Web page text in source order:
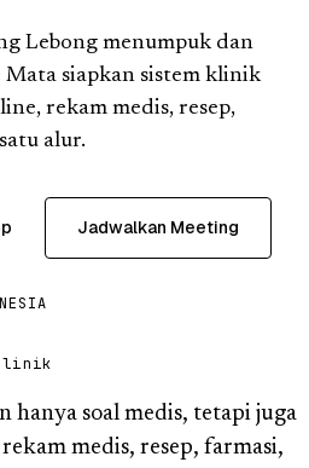
Lebong menumpuk dan
Mata siapkan sistem klinik
rekam medis, resep,
alur.
Jadwalkan Meeting
soal medis, tetapi juga
medis, resep, farmasi,